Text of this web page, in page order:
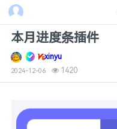
本月进度条插件
xinyu
2024-12-06 1420